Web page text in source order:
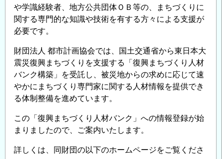
で
し
ょ
か？
の
や学識経験者、地方公共団体ＯＢ等の、まちづくりに
関する専門的な知識や技術を有する方々による支援が
必要です。
財団法人 都市計画協会では、国土交通省から東日本大
震災復興まちづくりを支援する「復興まちづくり人材
バンク構築」を受託し、被災地からの求めに応じて速
やかにまちづくり専門家に関する人材情報を提供でき
る体制整備を進めています。
この「復興まちづくり人材バンク」への情報登録が始
まりましたので、ご案内いたします。
詳しくは、同財団の以下のホームページをご覧くださ